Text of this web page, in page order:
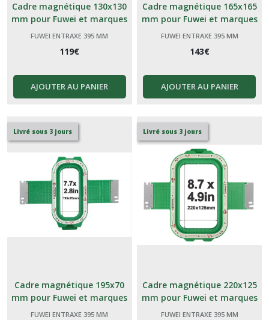
Cadre magnétique 130x130
mm pour Fuwei et marques
génériques Chinoises 395
FUWEI ENTRAXE 395 MM
119€
AJOUTER AU PANIER
Cadre magnétique 165x165
mm pour Fuwei et marques
génériques Chinoises 395
FUWEI ENTRAXE 395 MM
143€
AJOUTER AU PANIER
Livré sous 3 jours
Cadre magnétique 195x70
mm pour Fuwei et marques
génériques Chinoises 395
FUWEI ENTRAXE 395 MM
Livré sous 3 jours
Cadre magnétique 220x125
mm pour Fuwei et marques
génériques Chinoises 395
FUWEI ENTRAXE 395 MM